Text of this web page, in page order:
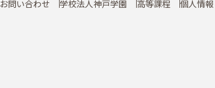
お問い合わせ 学校法人神戸学園 高等課程 個人情